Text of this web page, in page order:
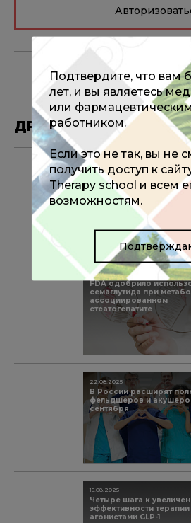
ДРУГИЕ МАТЕРИАЛЫ
Всероссийский
«Долголетие против
27-28 ноября 2025 года
15.10.2025
FDA одобрило
семаглутида при
ассоциированном
стеатогепатите
22.08.2025
В России расширят
фельдшеров и
сентября
22.08.2025
Четыре шага к
эффективности терапии
агонистами GLP-1
15.08.2025
Подтвердите, что вам
лет, и вы являетесь
или
работником.
Если это не так, вы не
получить доступ к
Therapy school и всем
возможностям.